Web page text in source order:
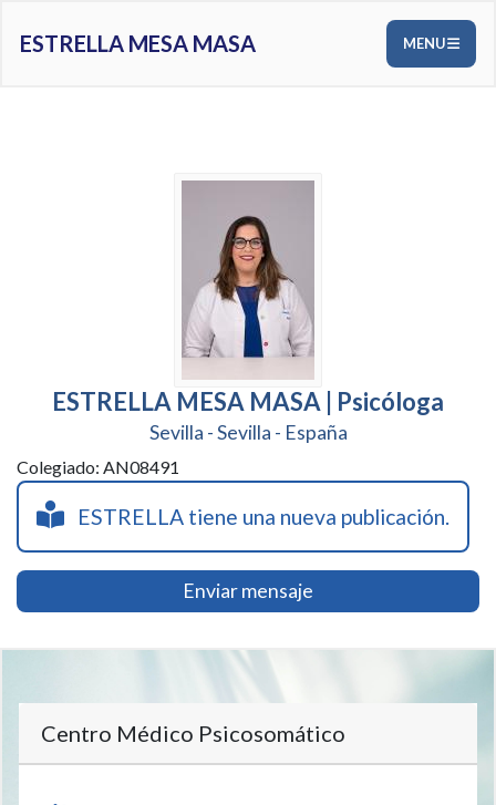
ESTRELLA MESA MASA MENU
ESTRELLA MESA MASA | Psicóloga
Sevilla - Sevilla - España
Colegiado: AN08491
ESTRELLA tiene una nueva publicación.
Enviar mensaje
Centro Médico Psicosomático